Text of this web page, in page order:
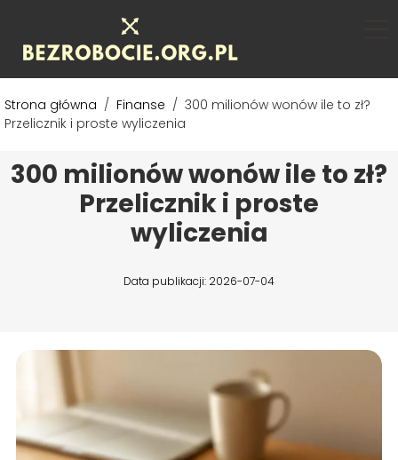
Strona główna / Finanse / 300 milionów wonów ile to zł?
Przelicznik i proste wyliczenia
300 milionów wonów ile to zł?
Przelicznik i proste
wyliczenia
Data publikacji: 2026-07-04